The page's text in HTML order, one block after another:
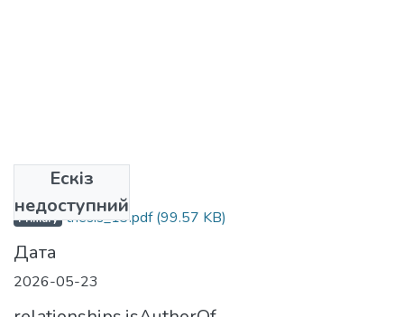
Ескіз
недоступний
Файли
Primary thesis_13.pdf(99.57 KB)
Дата
2026-05-23